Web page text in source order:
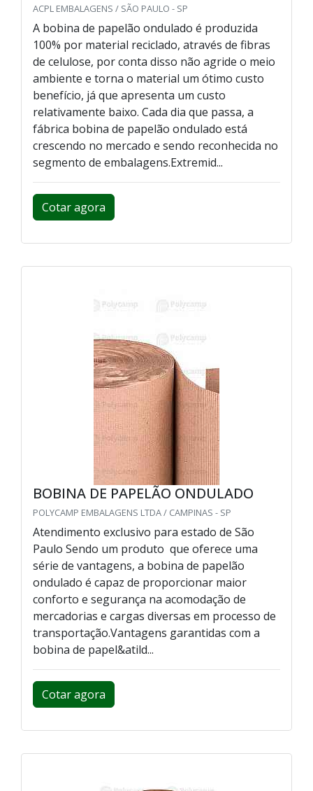
ACPL EMBALAGENS / SÃO PAULO - SP
A bobina de papelão ondulado é produzida
100% por material reciclado, através de fibras
de celulose, por conta disso não agride o meio
ambiente e torna o material um ótimo custo
benefício, já que apresenta um custo
relativamente baixo. Cada dia que passa, a
fábrica bobina de papelão ondulado está
crescendo no mercado e sendo reconhecida no
segmento de embalagens.Extremid...
Cotar agora
BOBINA DE PAPELÃO ONDULADO
POLYCAMP EMBALAGENS LTDA / CAMPINAS - SP
Atendimento exclusivo para estado de São
Paulo Sendo um produto que oferece uma
série de vantagens, a bobina de papelão
ondulado é capaz de proporcionar maior
conforto e segurança na acomodação de
mercadorias e cargas diversas em processo de
transportação.Vantagens garantidas com a
bobina de papel&atild...
Cotar agora